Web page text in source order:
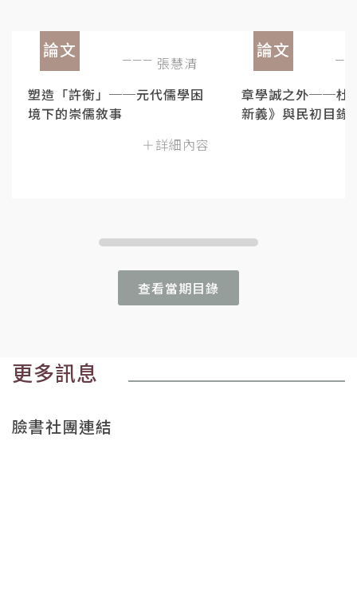
論文
張慧清
塑造「許衡」──元代儒學困
境下的崇儒敘事
＋詳細內容
論文
章學誠之外──杜
新義》與民初目錄
查看當期目錄
更多訊息
臉書社團連結